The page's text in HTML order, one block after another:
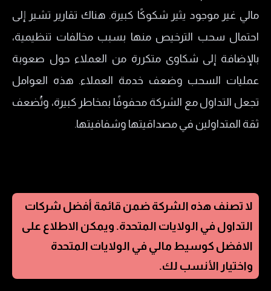
مالي غير موجود يثير شكوكًا كبيرة. هناك تقارير تشير إلى
احتمال سحب الترخيص منها بسبب مخالفات تنظيمية،
بالإضافة إلى شكاوى متكررة من العملاء حول صعوبة
عمليات السحب وضعف خدمة العملاء. هذه العوامل
تجعل التداول مع الشركة محفوفًا بمخاطر كبيرة، وتُضعف
ثقة المتداولين في مصداقيتها وشفافيتها.
لا تصنف هذه الشركة ضمن قائمة أفضل شركات
التداول في الولايات المتحدة. ويمكن الاطلاع على
الافضل كوسيط مالي في الولايات المتحدة
واختيار الأنسب لك.